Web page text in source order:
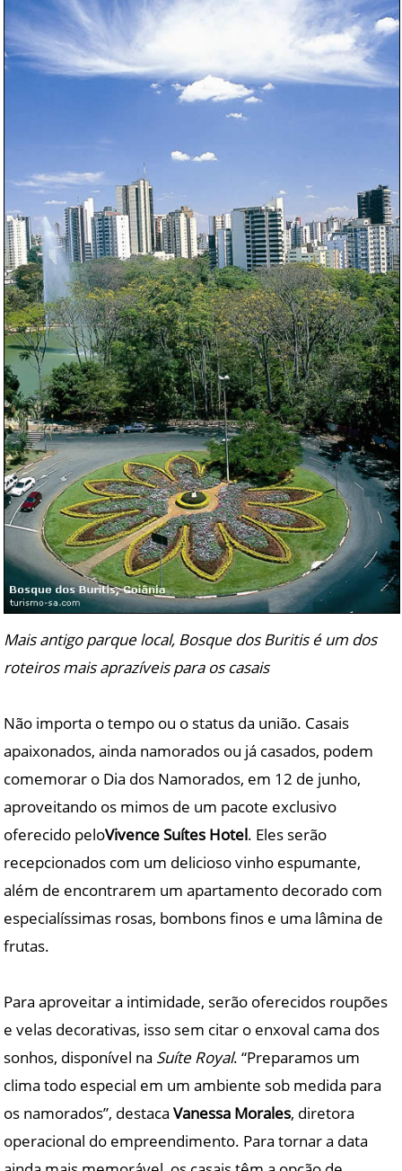
Mais antigo parque local, Bosque dos Buritis é um dos
roteiros mais aprazíveis para os casais
Não importa o tempo ou o status da união. Casais
apaixonados, ainda namorados ou já casados, podem
comemorar o Dia dos Namorados, em 12 de junho,
aproveitando os mimos de um pacote exclusivo
oferecido peloVivence Suítes Hotel. Eles serão
recepcionados com um delicioso vinho espumante,
além de encontrarem um apartamento decorado com
especialíssimas rosas, bombons finos e uma lâmina de
frutas.
Para aproveitar a intimidade, serão oferecidos roupões
e velas decorativas, isso sem citar o enxoval cama dos
sonhos, disponível na Suíte Royal. “Preparamos um
clima todo especial em um ambiente sob medida para
os namorados”, destacaVanessa Morales, diretora
operacional do empreendimento. Para tornar a data